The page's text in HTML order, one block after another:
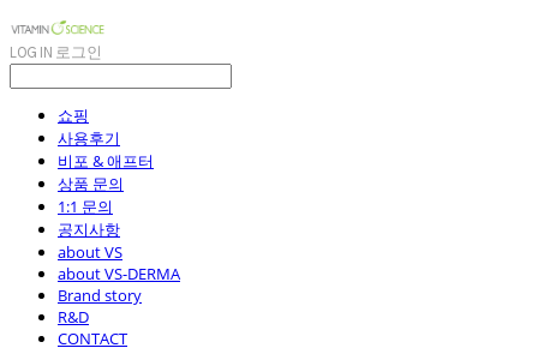
LOG IN 로그인
쇼핑
사용후기
비포 & 애프터
상품 문의
1:1 문의
공지사항
about VS
about VS-DERMA
Brand story
R&D
CONTACT